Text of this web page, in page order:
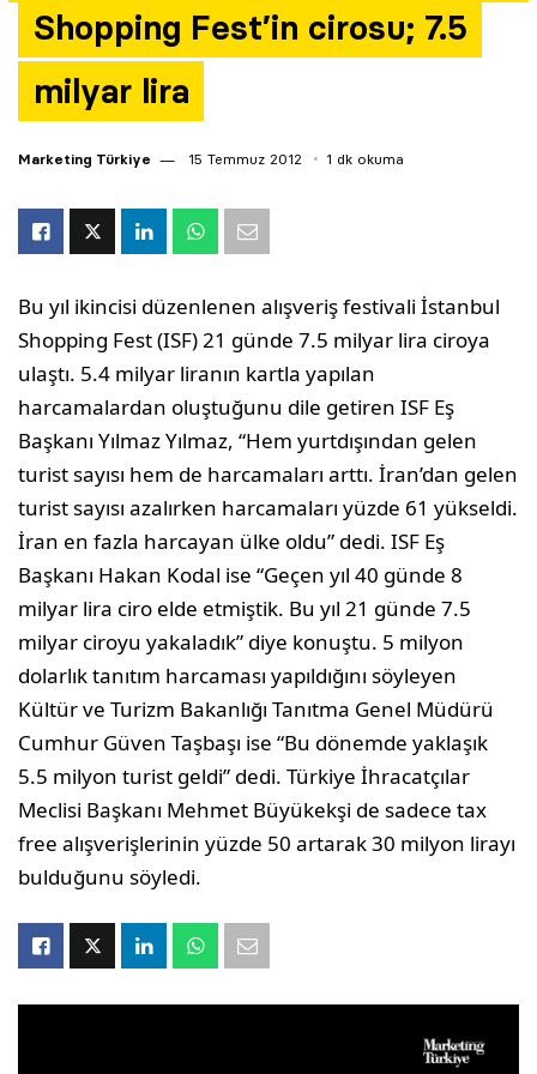
Shopping Fest’in cirosu; 7.5
milyar lira
Marketing Türkiye 15 Temmuz 2012 1 dk okuma
Bu yıl ikincisi düzenlenen alışveriş festivali İstanbul
Shopping Fest (ISF) 21 günde 7.5 milyar lira ciroya
ulaştı. 5.4 milyar liranın kartla yapılan
harcamalardan oluştuğunu dile getiren ISF Eş
Başkanı Yılmaz Yılmaz, “Hem yurtdışından gelen
turist sayısı hem de harcamaları arttı. İran’dan gelen
turist sayısı azalırken harcamaları yüzde 61 yükseldi.
İran en fazla harcayan ülke oldu” dedi. ISF Eş
Başkanı Hakan Kodal ise “Geçen yıl 40 günde 8
milyar lira ciro elde etmiştik. Bu yıl 21 günde 7.5
milyar ciroyu yakaladık” diye konuştu. 5 milyon
dolarlık tanıtım harcaması yapıldığını söyleyen
Kültür ve Turizm Bakanlığı Tanıtma Genel Müdürü
Cumhur Güven Taşbaşı ise “Bu dönemde yaklaşık
5.5 milyon turist geldi” dedi. Türkiye İhracatçılar
Meclisi Başkanı Mehmet Büyükekşi de sadece tax
free alışverişlerinin yüzde 50 artarak 30 milyon lirayı
bulduğunu söyledi.
Yazarlar
Araştırma